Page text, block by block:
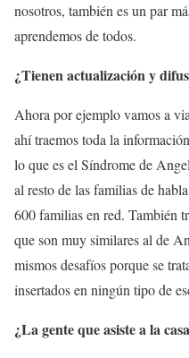
nosotros, también es un par
aprendemos de todos.
¿Tienen actualización y
Ahora por ejemplo vamos a
ahí traemos toda la
lo que es el Síndrome de
al resto de las familias de
600 familias en red. También
que son muy similares al de
mismos desafíos porque se
insertados en ningún tipo de
¿La gente que asiste a la